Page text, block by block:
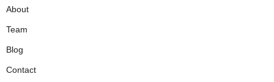
About
Team
Blog
Contact